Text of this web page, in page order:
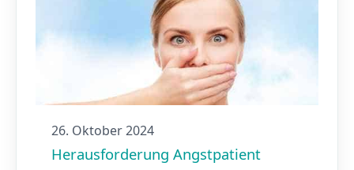
26. Oktober 2024
Herausforderung Angstpatient